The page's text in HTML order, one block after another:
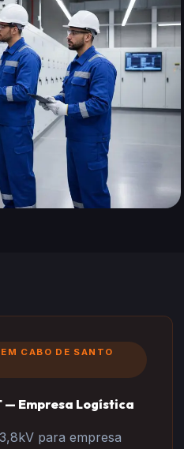
CABO DE SANTO
— Empresa Logística
para empresa